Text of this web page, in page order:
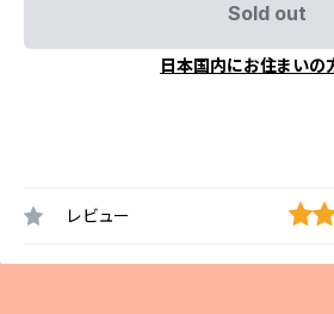
Sold out
日本国内にお住まいの
レビュー